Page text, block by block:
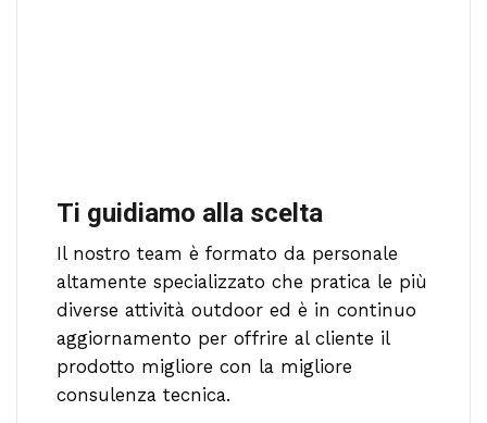
Ti guidiamo alla scelta
Il nostro team è formato da personale
altamente specializzato che pratica le più
diverse attività outdoor ed è in continuo
aggiornamento per offrire al cliente il
prodotto migliore con la migliore
consulenza tecnica.